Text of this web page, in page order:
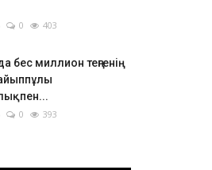
0 403
бес миллион теңгенің
0 393